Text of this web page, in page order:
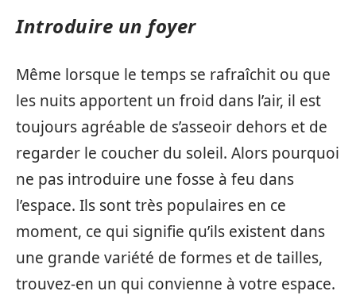
Introduire un foyer
Même lorsque le temps se rafraîchit ou que
les nuits apportent un froid dans l’air, il est
toujours agréable de s’asseoir dehors et de
regarder le coucher du soleil. Alors pourquoi
ne pas introduire une fosse à feu dans
l’espace. Ils sont très populaires en ce
moment, ce qui signifie qu’ils existent dans
une grande variété de formes et de tailles,
trouvez-en un qui convienne à votre espace.